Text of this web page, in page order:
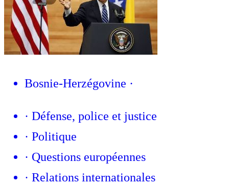
Bosnie-Herzégovine ·
· Défense, police et justice
· Politique
· Questions européennes
· Relations internationales